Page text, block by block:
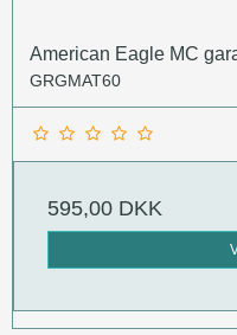
American Eagle MC
GRGMAT60
595,00 DKK